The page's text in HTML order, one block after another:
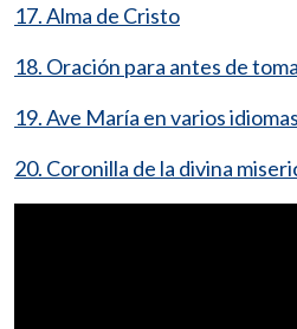
17. Alma de Cristo
18. Oración para antes de
19. Ave María en varios idiomas
20. Coronilla de la divina